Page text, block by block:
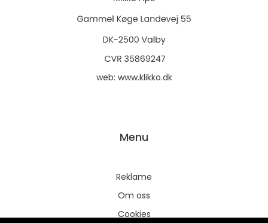
web: www.klikko.dk
Menu
Reklame
Om oss
Cookies